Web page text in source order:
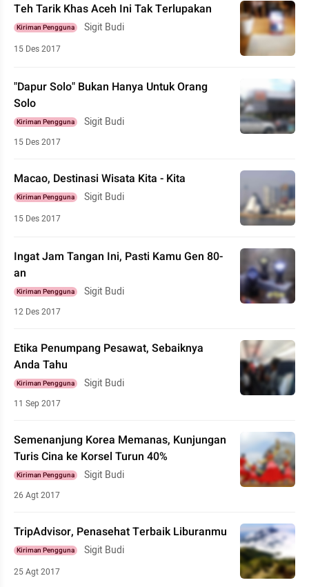
Teh Tarik Khas Aceh Ini Tak Terlupakan
Kiriman Pengguna Sigit Budi
15 Des 2017
"Dapur Solo" Bukan Hanya Untuk Orang
Solo
Kiriman Pengguna Sigit Budi
15 Des 2017
Macao, Destinasi Wisata Kita - Kita
Kiriman Pengguna Sigit Budi
15 Des 2017
Ingat Jam Tangan Ini, Pasti Kamu Gen 80-
an
Kiriman Pengguna Sigit Budi
12 Des 2017
Etika Penumpang Pesawat, Sebaiknya
Anda Tahu
Kiriman Pengguna Sigit Budi
11 Sep 2017
Semenanjung Korea Memanas, Kunjungan
Turis Cina ke Korsel Turun 40%
Kiriman Pengguna Sigit Budi
26 Agt 2017
TripAdvisor, Penasehat Terbaik Liburanmu
Kiriman Pengguna Sigit Budi
25 Agt 2017